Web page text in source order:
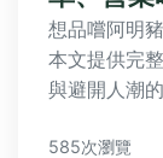
想品嚐阿明
本文提供完
與避開人潮
585次瀏覽